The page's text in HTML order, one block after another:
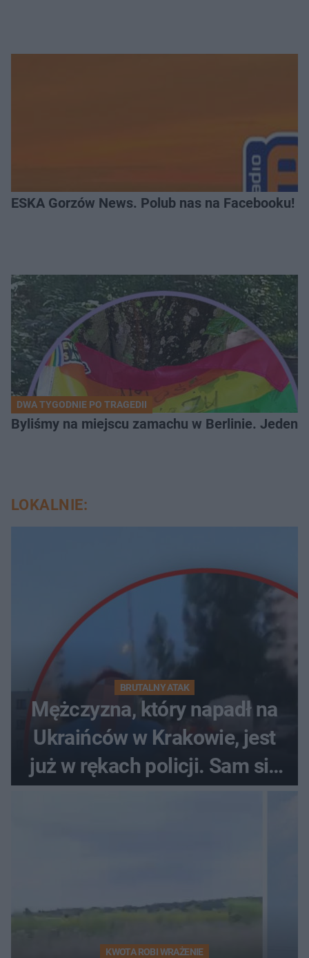
ESKA Gorzów News. Polub nas na Facebooku!
DWA TYGODNIE PO TRAGEDII
Byliśmy na miejscu zamachu w Berlinie. Jeden
LOKALNIE:
BRUTALNY ATAK
Mężczyzna, który napadł na
Ukraińców w Krakowie, jest
już w rękach policji. Sam się
zgłosił
KWOTA ROBI WRAŻENIE